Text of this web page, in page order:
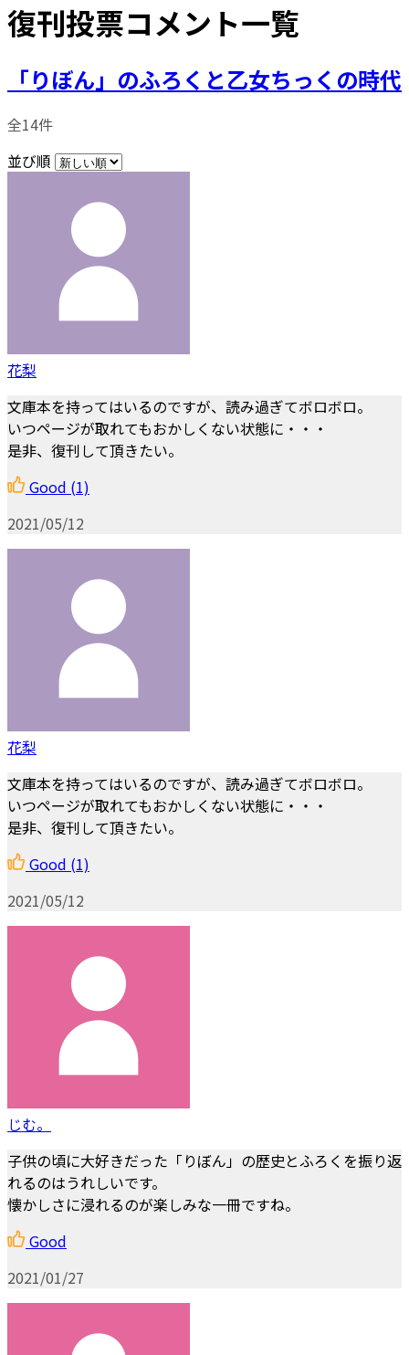
復刊投票コメント一覧
「りぼん」のふろくと乙女ちっくの時代
全14件
並び順
花梨
文庫本を持ってはいるのですが、読み過ぎてボロボロ。
いつページが取れてもおかしくない状態に・・・
是非、復刊して頂きたい。
Good (1)
2021/05/12
花梨
文庫本を持ってはいるのですが、読み過ぎてボロボロ。
いつページが取れてもおかしくない状態に・・・
是非、復刊して頂きたい。
Good (1)
2021/05/12
じむ。
子供の頃に大好きだった「りぼん」の歴史とふろくを振り返
れるのはうれしいです。
懐かしさに浸れるのが楽しみな一冊ですね。
Good
2021/01/27